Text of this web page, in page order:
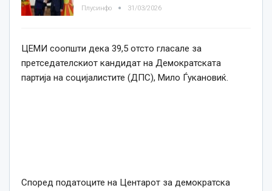
Плусинфо 31/03/2026
ЦЕМИ соопшти дека 39,5 отсто гласале за
претседателскиот кандидат на Демократската
партија на социјалистите (ДПС), Мило Ѓукановиќ.
Според податоците на Центарот за демократска